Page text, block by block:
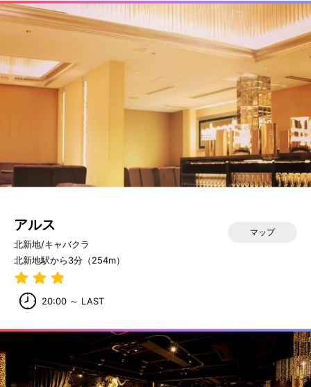
アルス
北新地/キャバクラ
北新地駅から3分（254m）
20:00 ～ LAST
マップ